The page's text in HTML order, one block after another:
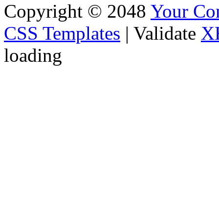
Copyright © 2048 Your
CSS Templates | Validate
loading